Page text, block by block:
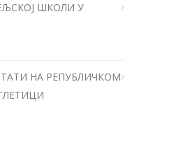
ШКОЛИ У
НА РЕПУБЛИЧКОМ